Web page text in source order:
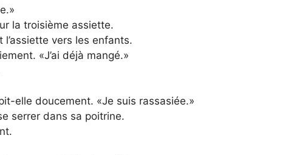
la troisième assiette.
vers les enfants.
«J’ai déjà mangé.»
elle doucement. «Je suis rassasiée.»
serrer dans sa poitrine.